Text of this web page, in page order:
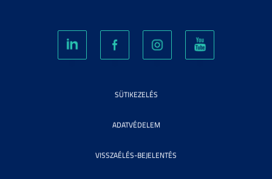
SÜTIKEZELÉS
ADATVÉDELEM
VISSZAÉLÉS-BEJELENTÉS